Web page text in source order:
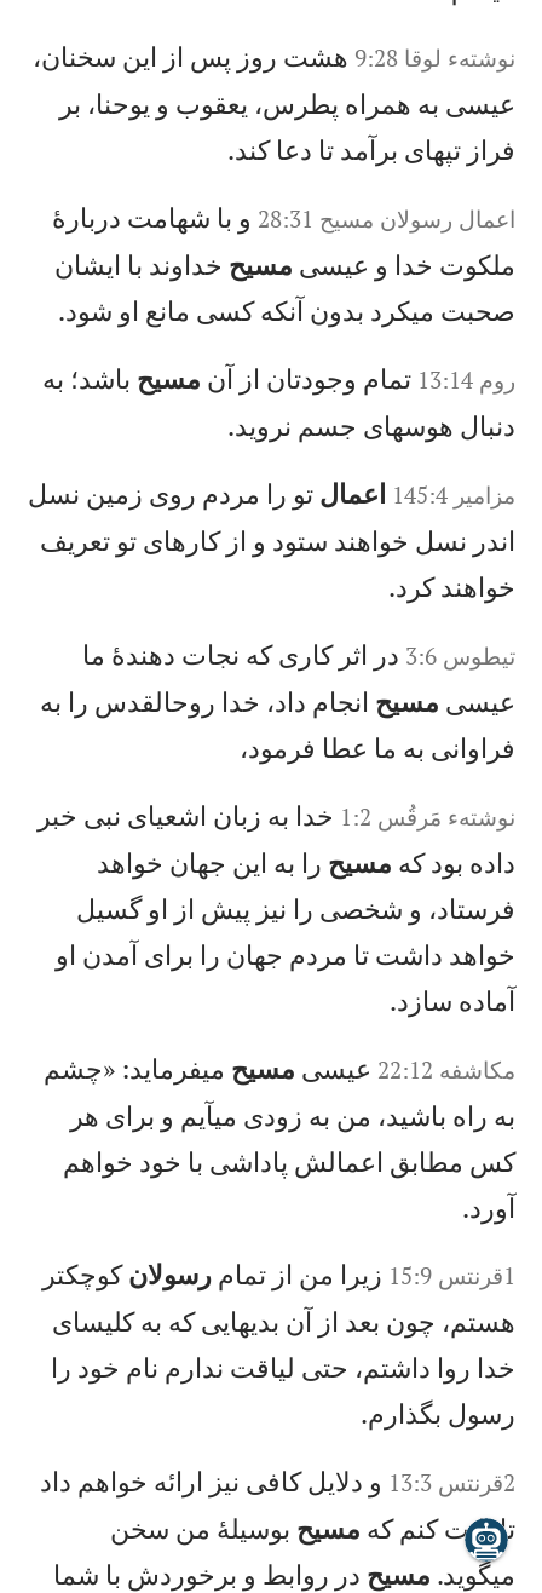
نوشته‌ء لوقا 9:28
هشت روز پس از اين سخنان،
عيسی به همراه پطرس، يعقوب و يوحنا، بر
فراز تپهای برآمد تا دعا كند.
اعمال‌ رسولان‌ مسيح‌‌ 28:31
و با شهامت دربارهٔ
ملكوت خدا و عيسی مسيح خداوند با ايشان
صحبت میكرد بدون آنكه كسی مانع او شود.
روم 13:14 تمام وجودتان از آن مسيح باشد؛ به
دنبال هوسهای جسم نرويد.
مزامير 145:4 اعمال تو را مردم روی زمين نسل
اندر نسل خواهند ستود و از كارهای تو تعريف
خواهند كرد.
تيطوس 3:6
در اثر كاری كه نجات دهندهٔ ما
عيسی مسيح انجام داد، خدا روحالقدس را به
فراوانی به ما عطا فرمود،
نوشتهء مَرقُس‌ 1:2
خدا به زبان اشعيای نبی خبر
داده بود كه مسيح را به اين جهان خواهد
فرستاد، و شخصی را نيز پيش از او گسيل
خواهد داشت تا مردم جهان را برای آمدن او
آماده سازد.
مکاشفه 22:12 عيسی مسيح میفرمايد: «چشم
به راه باشيد، من به زودی میآيم و برای هر
كس مطابق اعمالش پاداشی با خود خواهم
آورد.
1‏قرنتس 15:9 زيرا من از تمامرسولانكوچكتر
هستم، چون بعد از آن بديهايی كه به كليسای
خدا روا داشتم، حتی لياقت ندارم نام خود را
رسول بگذارم.
2‏قرنتس 13:3
و دلايل كافی نيز ارائه خواهم داد
تا ثابت كنم كه مسيح بوسيلهٔ من سخن
میگويد. مسيح در روابط و برخوردش با شما